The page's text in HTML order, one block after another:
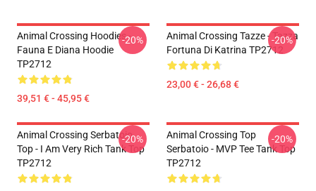
Animal Crossing Hoodies -
Fauna E Diana Hoodie
TP2712
39,51 € - 45,95 €
-20%
Animal Crossing Tazze - Tazza
Fortuna Di Katrina TP2712
23,00 € - 26,68 €
-20%
Animal Crossing Serbatoio
Top - I Am Very Rich Tank Top
TP2712
-20%
Animal Crossing Top
Serbatoio - MVP Tee Tank Top
TP2712
-20%